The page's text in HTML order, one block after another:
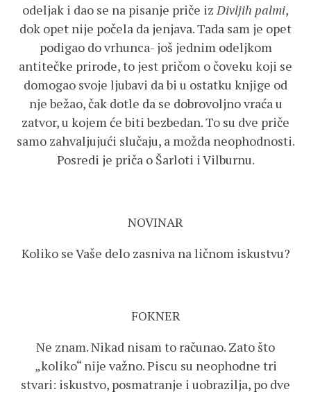
odeljak i dao se na pisanje priče izDivljih palmi,
dok opet nije počela da jenjava. Tada sam je opet
podigao do vrhunca- još jednim odeljkom
antitečke prirode, to jest pričom o čoveku koji se
domogao svoje ljubavi da bi u ostatku knjige od
nje bežao, čak dotle da se dobrovoljno vraća u
zatvor, u kojem će biti bezbedan. To su dve priče
samo zahvaljujući slučaju, a možda neophodnosti.
Posredi je priča o Šarloti i Vilburnu.
NOVINAR
Koliko se Vaše delo zasniva na ličnom iskustvu?
FOKNER
Ne znam. Nikad nisam to računao. Zato što
„koliko“ nije važno. Piscu su neophodne tri
stvari: iskustvo, posmatranje i uobrazilja, po dve